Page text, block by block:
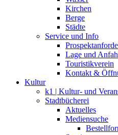
Kirchen
Berge
Städte
Service und Info
Lage und
Touristikverein
Kontakt &
Kultur
k1 | Kultur- und
Stadtbücherei
Aktuelles
Mediensuche